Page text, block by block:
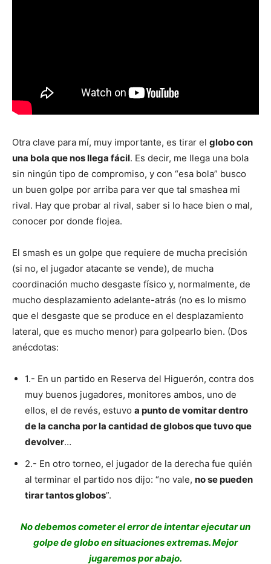
Otra clave para mí, muy importante, es tirar el globo con
una bola que nos llega fácil. Es decir, me llega una bola
sin ningún tipo de compromiso, y con “esa bola” busco
un buen golpe por arriba para ver que tal smashea mi
rival. Hay que probar al rival, saber si lo hace bien o mal,
conocer por donde flojea.
El smash es un golpe que requiere de mucha precisión
(si no, el jugador atacante se vende), de mucha
coordinación mucho desgaste físico y, normalmente, de
mucho desplazamiento adelante-atrás (no es lo mismo
que el desgaste que se produce en el desplazamiento
lateral, que es mucho menor) para golpearlo bien. (Dos
anécdotas:
1.- En un partido en Reserva del Higuerón, contra dos
muy buenos jugadores, monitores ambos, uno de
ellos, el de revés, estuvo a punto de vomitar dentro
de la cancha por la cantidad de globos que tuvo que
devolver…
2.- En otro torneo, el jugador de la derecha fue quién
al terminar el partido nos dijo: “no vale, no se pueden
tirar tantos globos”.
No debemos cometer el error de intentar ejecutar un
golpe de globo en situaciones extremas. Mejor
jugaremos por abajo.